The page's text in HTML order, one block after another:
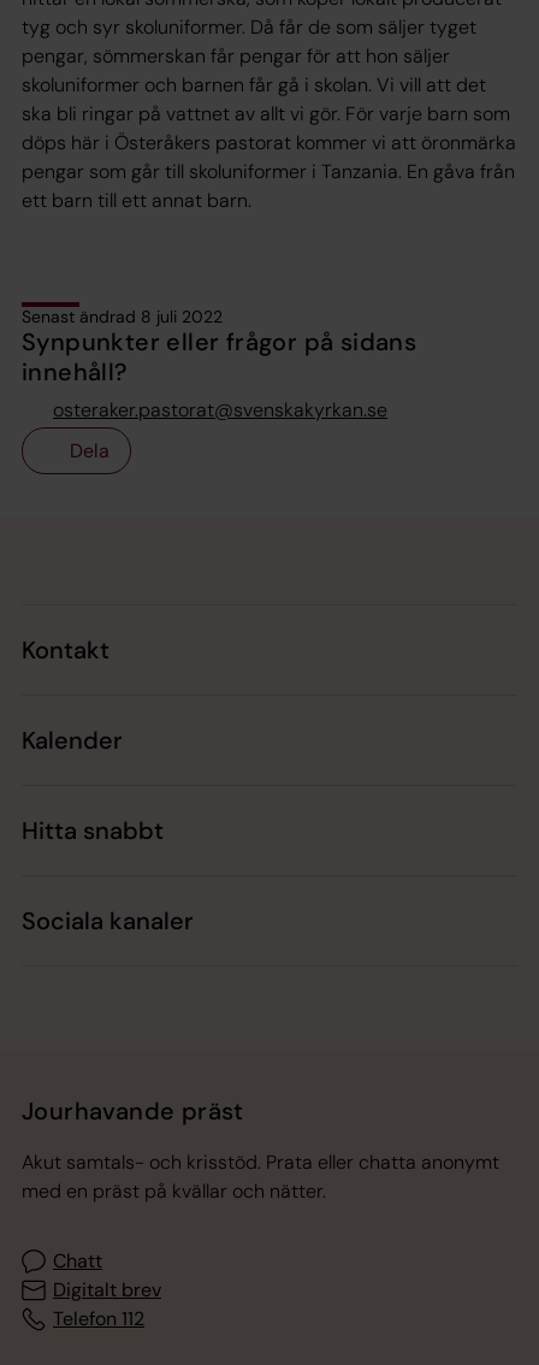
tyg och syr skoluniformer. Då får de som säljer tyget
pengar, sömmerskan får pengar för att hon säljer
skoluniformer och barnen får gå i skolan. Vi vill att det
ska bli ringar på vattnet av allt vi gör. För varje barn som
döps här i Österåkers pastorat kommer vi att öronmärka
pengar som går till skoluniformer i Tanzania. En gåva från
ett barn till ett annat barn.
Senast ändrad 8 juli 2022
Synpunkter eller frågor på sidans
innehåll?
osteraker.pastorat@svenskakyrkan.se
Dela
Kontakt
Kalender
Hitta snabbt
Sociala kanaler
Jourhavande präst
Akut samtals- och krisstöd. Prata eller chatta anonymt
med en präst på kvällar och nätter.
Chatt
Digitalt brev
Telefon 112